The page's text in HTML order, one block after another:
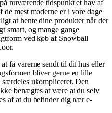
nuværende tidspunkt et hav af
mest moderne er i vore dage
at hente dine produkter når der
smart, og mange gange
ved køb af Snowball
få varerne sendt til dit hus eller
bliver gerne en lille
ukompliceret. Den
benægtes at være at du selv
af at du befinder dig nær e-